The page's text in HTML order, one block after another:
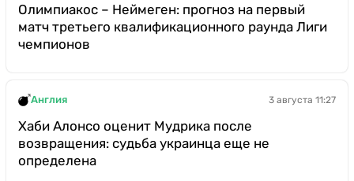
Олимпиакос – Неймеген: прогноз на первый
матч третьего квалификационного раунда Лиги
чемпионов
Англия 3 августа 11:27
Хаби Алонсо оценит Мудрика после
возвращения: судьба украинца еще не
определена